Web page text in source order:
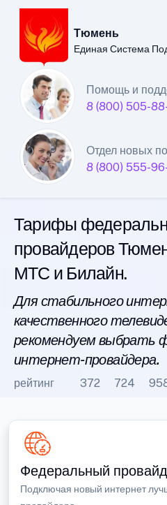
Тюмень
Единая Система
Помощь и
8 (800) 505-
Отдел новых
8 (800) 555-
Тюменский
Единой
интернета
Тарифы
провайдеров
МТС и Билайн.
Для стабильного
качественного
рекомендуем выбрать
интернет-провайдера.
рейтинг 372 724
Федеральный
Подключая новый интернет